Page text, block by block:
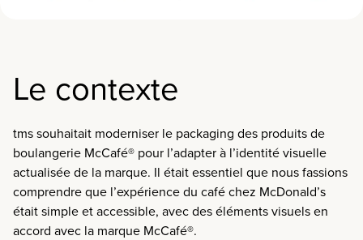
Le contexte
tms souhaitait moderniser le packaging des produits de
boulangerie McCafé® pour l’adapter à l’identité visuelle
actualisée de la marque. Il était essentiel que nous fassions
comprendre que l’expérience du café chez McDonald’s
était simple et accessible, avec des éléments visuels en
accord avec la marque McCafé®.​